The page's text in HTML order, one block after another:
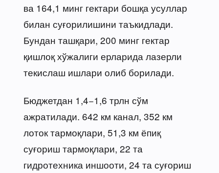
ва 164,1 минг гектари бошқа усуллар
билан суғорилишини таъкидлади.
Бундан ташқари, 200 минг гектар
қишлоқ хўжалиги ерларида лазерли
текислаш ишлари олиб борилади.
Бюджетдан 1,4−1,6 трлн сўм
ажратилади. 642 км канал, 352 км
лоток тармоқлари, 51,3 км ёпиқ
суғориш тармоқлари, 22 та
гидротехника иншооти, 24 та суғориш